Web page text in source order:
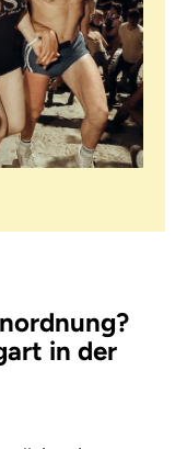
in der